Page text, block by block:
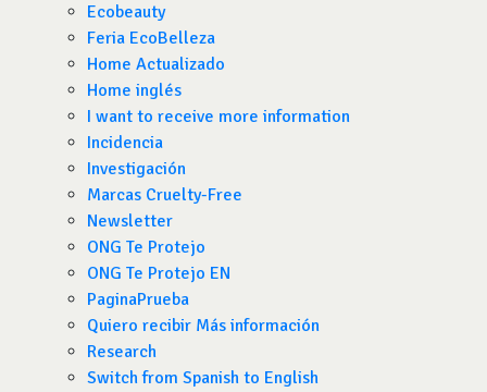
Ecobeauty
Feria EcoBelleza
Home Actualizado
Home inglés
I want to receive more information
Incidencia
Investigación
Marcas Cruelty-Free
Newsletter
ONG Te Protejo
ONG Te Protejo EN
PaginaPrueba
Quiero recibir Más información
Research
Switch from Spanish to English